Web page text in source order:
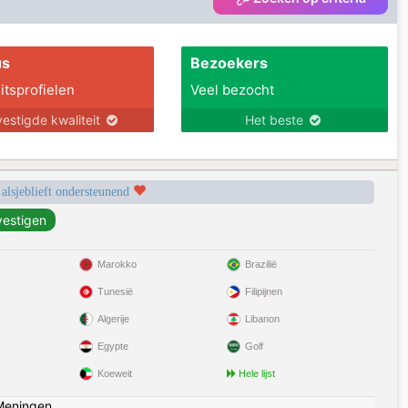
kwaliteit
Bezoekers
Veel bezocht
Het beste
ondersteunend
Marokko
Tunesië
Algerije
Egypte
Koeweit
Brazilië
Filipijnen
Libanon
Golf
Hele lijst